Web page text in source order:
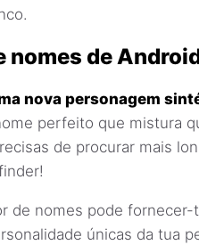
nomes de
nova personagem
perfeito que mistura
de procurar mais
de nomes pode
únicas da tua